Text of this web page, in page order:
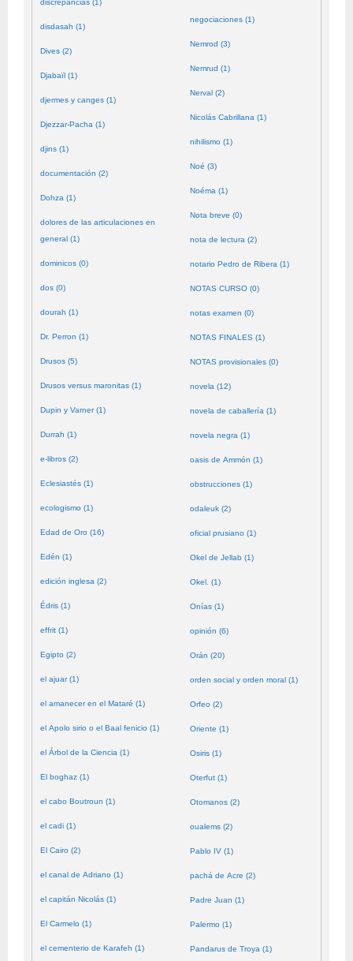
discrepancias (1)
disdasah (1)
Dives (2)
Djabaïl (1)
djermes y canges (1)
Djezzar-Pacha (1)
djins (1)
documentación (2)
Dohza (1)
dolores de las articulaciones en
general (1)
dominicos (0)
dos (0)
dourah (1)
Dr. Perron (1)
Drusos (5)
Drusos versus maronitas (1)
Dupin y Varner (1)
Durrah (1)
e-libros (2)
Eclesiastés (1)
ecologismo (1)
Edad de Oro (16)
Edén (1)
edición inglesa (2)
Édris (1)
effrit (1)
Egipto (2)
el ajuar (1)
el amanecer en el Mataré (1)
el Apolo sirio o el Baal fenicio (1)
el Árbol de la Ciencia (1)
El boghaz (1)
el cabo Boutroun (1)
el cadi (1)
El Cairo (2)
el canal de Adriano (1)
el capitán Nicolás (1)
El Carmelo (1)
el cementerio de Karafeh (1)
negociaciones (1)
Nemrod (3)
Nemrud (1)
Nerval (2)
Nicolás Cabrillana (1)
nihilismo (1)
Noé (3)
Noéma (1)
Nota breve (0)
nota de lectura (2)
notario Pedro de Ribera (1)
NOTAS CURSO (0)
notas examen (0)
NOTAS FINALES (1)
NOTAS provisionales (0)
novela (12)
novela de caballería (1)
novela negra (1)
oasis de Ammón (1)
obstrucciones (1)
odaleuk (2)
oficial prusiano (1)
Okel de Jellab (1)
Okel. (1)
Onías (1)
opinión (6)
Orán (20)
orden social y orden moral (1)
Orfeo (2)
Oriente (1)
Osiris (1)
Oterfut (1)
Otomanos (2)
oualems (2)
Pablo IV (1)
pachá de Acre (2)
Padre Juan (1)
Palermo (1)
Pandarus de Troya (1)